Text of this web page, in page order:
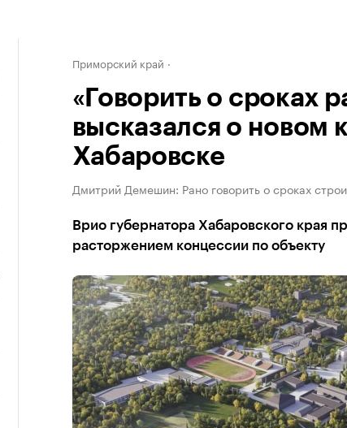
Приморский край
«Говорить о сроках
высказался о новом
Хабаровске
Дмитрий Демешин: Рано говорить о сроках
Врио губернатора Хабаровского края
расторжением концессии по объекту